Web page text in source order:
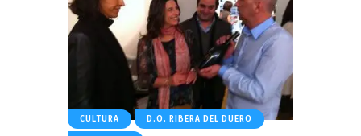
CULTURA D.O. RIBERA DEL DUERO